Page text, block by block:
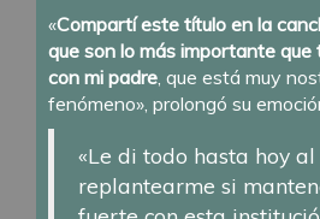
«Compartí este título en la
que son lo más importante
con mi padre, que está muy
fenómeno», prolongó su
«Le di todo hasta hoy al
replantearme si